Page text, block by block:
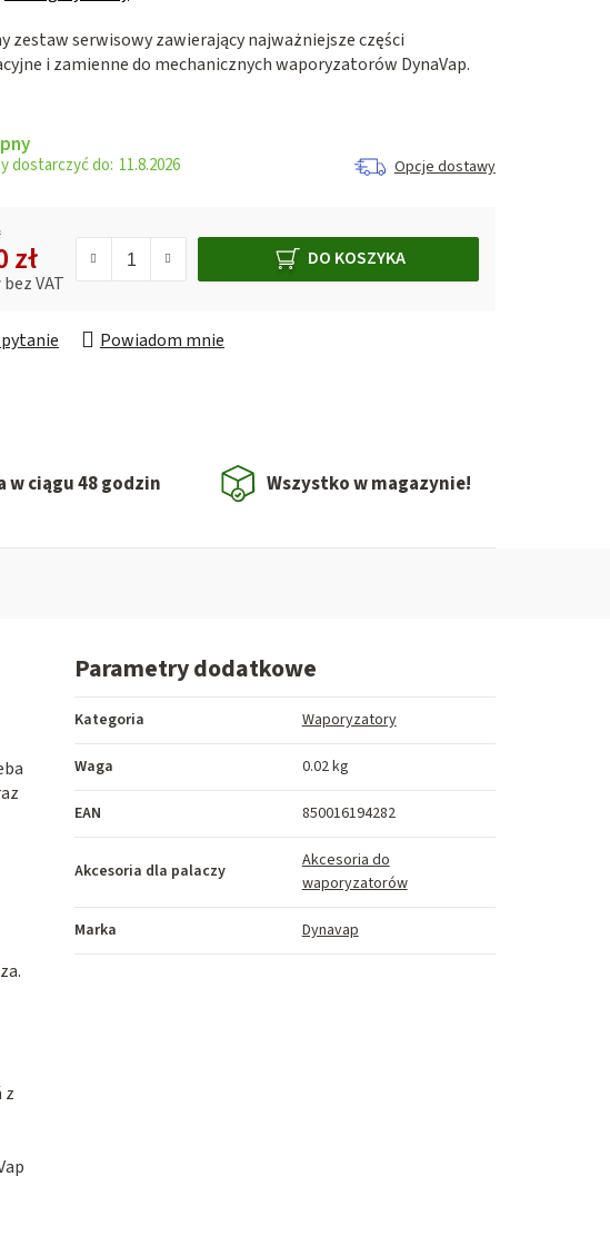
zestaw serwisowy zawierający najważniejsze części
i zamienne do mechanicznych waporyzatorów DynaVap.
11.8.2026 Opcje dostawy
zł
bez VAT
DO KOSZYKA
Powiadom mnie
w ciągu 48 godzin Wszystko w magazynie!
z
Parametry dodatkowe
Kategoria Waporyzatory
Waga 0.02 kg
EAN 850016194282
Akcesoria dla palaczy
Akcesoria do
waporyzatorów
Marka Dynavap